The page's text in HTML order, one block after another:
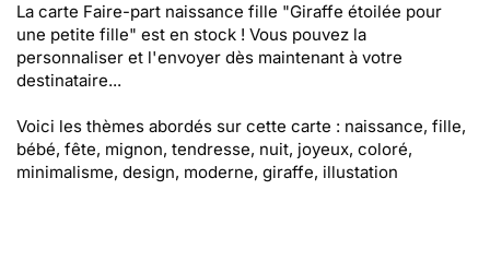
La carte Faire-part naissance fille "Giraffe étoilée pour
une petite fille" est en stock ! Vous pouvez la
personnaliser et l'envoyer dès maintenant à votre
destinataire...
Voici les thèmes abordés sur cette carte : naissance, fille,
bébé, fête, mignon, tendresse, nuit, joyeux, coloré,
minimalisme, design, moderne, giraffe, illustation